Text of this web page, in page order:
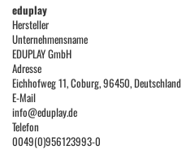
eduplay
Hersteller
Unternehmensname
EDUPLAY GmbH
Adresse
Eichhofweg 11, Coburg, 96450, Deutschland
E-Mail
info@eduplay.de
Telefon
0049(0)956123993-0